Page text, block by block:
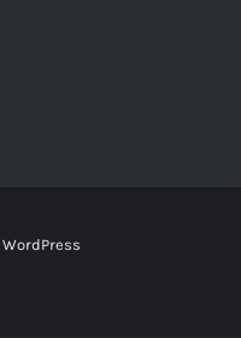
WordPress